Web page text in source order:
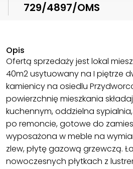
729/4897/OMS
Opis
Ofertą sprzedaży jest lokal
40m2 usytuowany na I piętrze
kamienicy na osiedlu
powierzchnię mieszkania
kuchennym, oddzielna sypialnia,
po remoncie, gotowe do
wyposażona w meble na
zlew, płytę gazową grzewczą.
nowoczesnych płytkach z